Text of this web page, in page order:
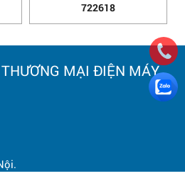
722618
MẠI ĐIỆN MÁY